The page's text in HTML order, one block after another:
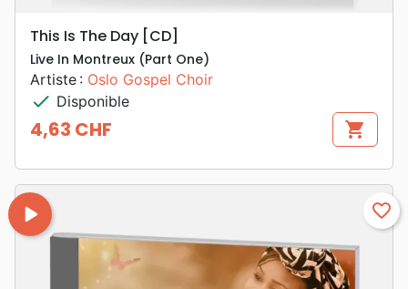
This Is The Day [CD]
Live In Montreux (Part One)
Artiste : Oslo Gospel Choir
check Disponible
Prix
4,63 CHF shopping_cart
play_arrow favorite_border